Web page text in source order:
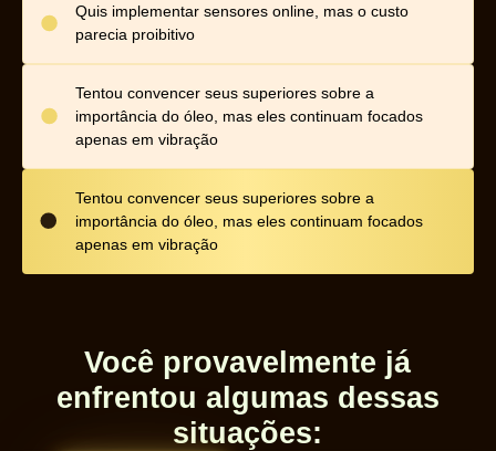
Quis implementar sensores online, mas o custo
parecia proibitivo
Tentou convencer seus superiores sobre a
importância do óleo, mas eles continuam focados
apenas em vibração
Tentou convencer seus superiores sobre a
importância do óleo, mas eles continuam focados
apenas em vibração
Você provavelmente já
enfrentou algumas dessas
situações: